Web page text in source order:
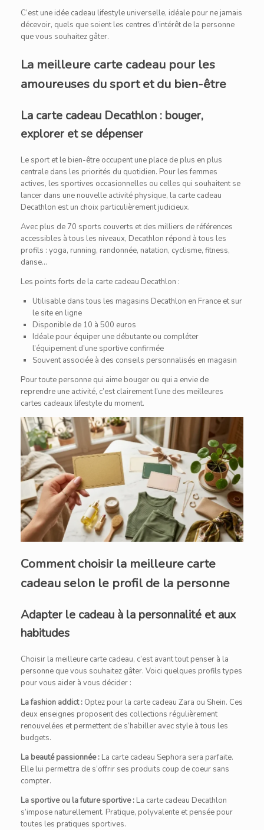
C’est une idée cadeau lifestyle universelle, idéale pour ne jamais
décevoir, quels que soient les centres d’intérêt de la personne
que vous souhaitez gâter.
La meilleure carte cadeau pour les
amoureuses du sport et du bien-être
La carte cadeau Decathlon : bouger,
explorer et se dépenser
Le sport et le bien-être occupent une place de plus en plus
centrale dans les priorités du quotidien. Pour les femmes
actives, les sportives occasionnelles ou celles qui souhaitent se
lancer dans une nouvelle activité physique, la carte cadeau
Decathlon est un choix particulièrement judicieux.
Avec plus de 70 sports couverts et des milliers de références
accessibles à tous les niveaux, Decathlon répond à tous les
profils : yoga, running, randonnée, natation, cyclisme, fitness,
danse…
Les points forts de la carte cadeau Decathlon :
Utilisable dans tous les magasins Decathlon en France et sur
le site en ligne
Disponible de 10 à 500 euros
Idéale pour équiper une débutante ou compléter
l’équipement d’une sportive confirmée
Souvent associée à des conseils personnalisés en magasin
Pour toute personne qui aime bouger ou qui a envie de
reprendre une activité, c’est clairement l’une des meilleures
cartes cadeaux lifestyle du moment.
Comment choisir la meilleure carte
cadeau selon le profil de la personne
Adapter le cadeau à la personnalité et aux
habitudes
Choisir la meilleure carte cadeau, c’est avant tout penser à la
personne que vous souhaitez gâter. Voici quelques profils types
pour vous aider à vous décider :
La fashion addict : Optez pour la carte cadeau Zara ou Shein. Ces
deux enseignes proposent des collections régulièrement
renouvelées et permettent de s’habiller avec style à tous les
budgets.
La beauté passionnée : La carte cadeau Sephora sera parfaite.
Elle lui permettra de s’offrir ses produits coup de coeur sans
compter.
La sportive ou la future sportive : La carte cadeau Decathlon
s’impose naturellement. Pratique, polyvalente et pensée pour
toutes les pratiques sportives.